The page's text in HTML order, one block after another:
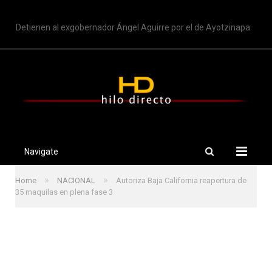
Detienen al exgobernador Ángel Aguirre por el de Ayotzinapa
Navigate
Home » NACIONAL »
Autoriza Baja California reapertura de
35 maquilas en plena fase 3